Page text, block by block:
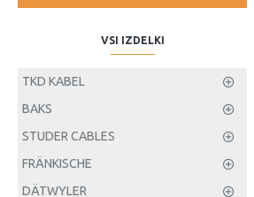
VSI IZDELKI
TKD KABEL
BAKS
STUDER CABLES
FRÄNKISCHE
DÄTWYLER